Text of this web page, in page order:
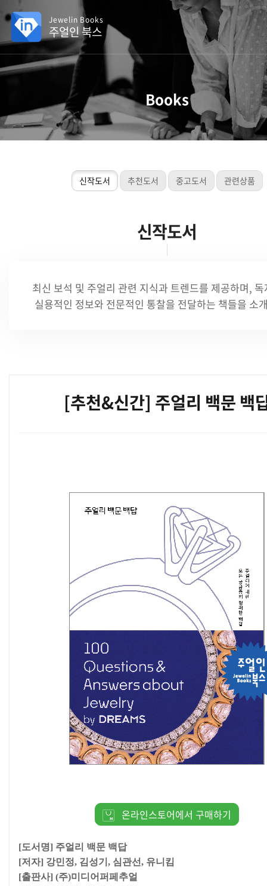
Jewelin Books
주얼인 북스
Books
신작도서 추천도서 중고도서 관련상품
신작도서
최신 보석 및 주얼리 관련 지식과 트렌드를 제공하며,
실용적인 정보와 전문적인 통찰을 전달하는 책들을 소
[추천&신간] 주얼리 백문 백
온라인스토어에서 구매하기
[도서명] 주얼리 백문 백답
[저자] 강민정, 김성기, 심관선, 유니킴
[출판사] (주)미디어퍼페추얼